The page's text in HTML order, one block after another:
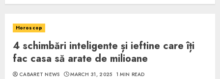
Horoscop
4 schimbări inteligente și ieftine care îți
fac casa să arate de milioane
CABARET NEWS MARCH 31, 2025 1 MIN READ